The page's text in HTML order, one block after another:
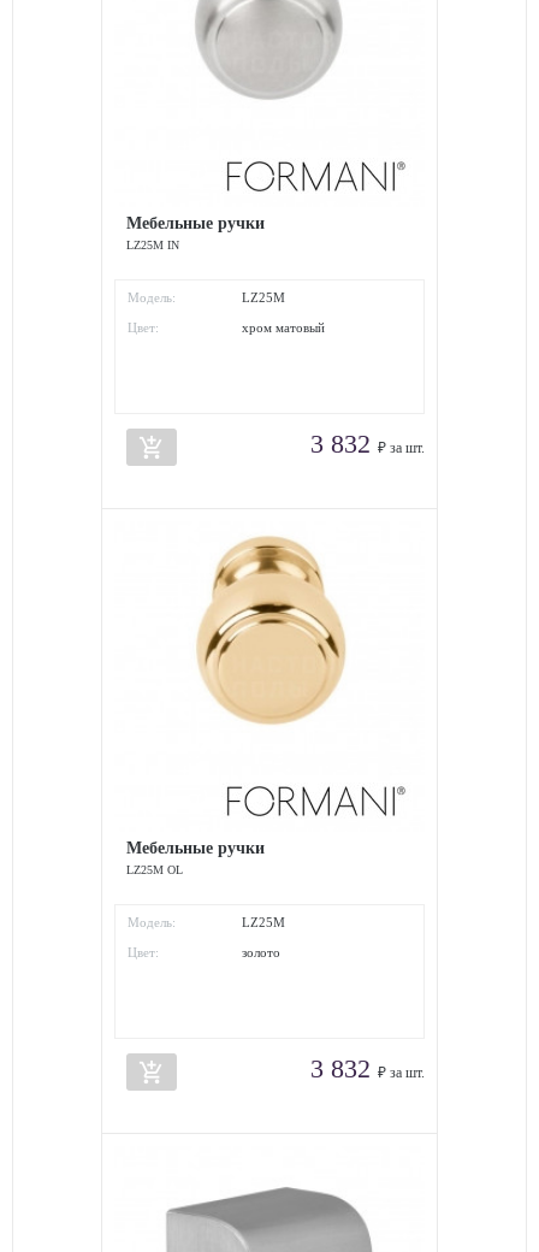
Мебельные ручки
LZ25M IN
Модель: LZ25M
Цвет: хром матовый
add_shopping_cart 3 832 ₽ за шт.
Мебельные ручки
LZ25M OL
Модель: LZ25M
Цвет: золото
add_shopping_cart 3 832 ₽ за шт.